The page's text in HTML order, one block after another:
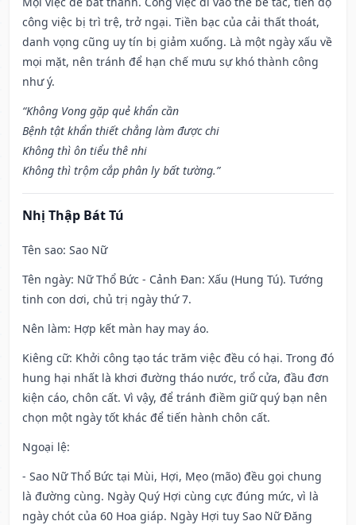
công việc bị trì trệ, trở ngại. Tiền bạc của cải thất thoát,
danh vọng cũng uy tín bị giảm xuống. Là một ngày xấu về
mọi mặt, nên tránh để hạn chế mưu sự khó thành công
như ý.
“Không Vong gặp quẻ khẩn cần
Bệnh tật khẩn thiết chẳng làm được chi
Không thì ôn tiểu thê nhi
Không thì trộm cắp phân ly bất tường.”
Nhị Thập Bát Tú
Tên sao: Sao Nữ
Tên ngày: Nữ Thổ Bức - Cảnh Đan: Xấu (Hung Tú). Tướng
tinh con dơi, chủ trị ngày thứ 7.
Nên làm: Hợp kết màn hay may áo.
Kiêng cữ: Khởi công tạo tác trăm việc đều có hại. Trong đó
hung hại nhất là khơi đường tháo nước, trổ cửa, đầu đơn
kiện cáo, chôn cất. Vì vậy, để tránh điềm giữ quý bạn nên
chọn một ngày tốt khác để tiến hành chôn cất.
Ngoại lệ:
- Sao Nữ Thổ Bức tại Mùi, Hợi, Mẹo (mão) đều gọi chung
là đường cùng. Ngày Quý Hợi cùng cực đúng mức, vì là
ngày chót của 60 Hoa giáp. Ngày Hợi tuy Sao Nữ Đăng